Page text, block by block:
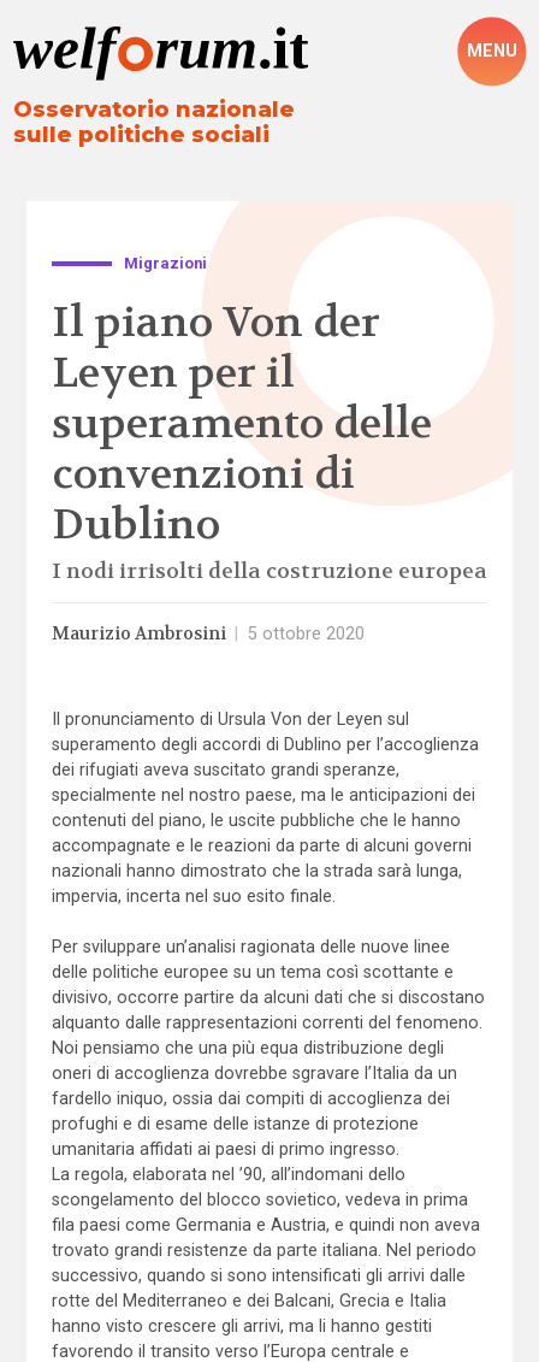
Osservatorio nazionale
sulle politiche sociali
MENU
Migrazioni
Il piano Von der
Leyen per il
superamento delle
convenzioni di
Dublino
I nodi irrisolti della costruzione europea
Maurizio Ambrosini 5 ottobre 2020
Il pronunciamento di Ursula Von der Leyen sul
superamento degli accordi di Dublino per l’accoglienza
dei rifugiati aveva suscitato grandi speranze,
specialmente nel nostro paese, ma le anticipazioni dei
contenuti del piano, le uscite pubbliche che le hanno
accompagnate e le reazioni da parte di alcuni governi
nazionali hanno dimostrato che la strada sarà lunga,
impervia, incerta nel suo esito finale.
Per sviluppare un’analisi ragionata delle nuove linee
delle politiche europee su un tema così scottante e
divisivo, occorre partire da alcuni dati che si discostano
alquanto dalle rappresentazioni correnti del fenomeno.
Noi pensiamo che una più equa distribuzione degli
oneri di accoglienza dovrebbe sgravare l’Italia da un
fardello iniquo, ossia dai compiti di accoglienza dei
profughi e di esame delle istanze di protezione
umanitaria affidati ai paesi di primo ingresso.
La regola, elaborata nel ’90, all’indomani dello
scongelamento del blocco sovietico, vedeva in prima
fila paesi come Germania e Austria, e quindi non aveva
trovato grandi resistenze da parte italiana. Nel periodo
successivo, quando si sono intensificati gli arrivi dalle
rotte del Mediterraneo e dei Balcani, Grecia e Italia
hanno visto crescere gli arrivi, ma li hanno gestiti
favorendo il transito verso l’Europa centrale e